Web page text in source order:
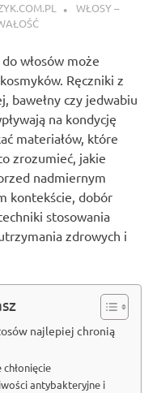
WŁOSY –
włosów może
Ręczniki z
bawełny czy jedwabiu
na kondycję
materiałów, które
zrozumieć, jakie
nadmiernym
kontekście, dobór
stosowania
zdrowych i
najlepiej chronią
antybakteryjne i